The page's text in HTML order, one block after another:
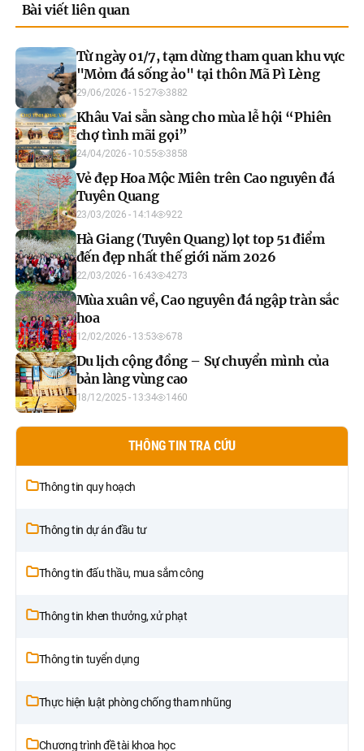
Bài viết liên quan
Từ ngày 01/7, tạm dừng tham quan khu vực
"Mỏm đá sống ảo" tại thôn Mã Pì Lèng
29/06/2026 - 15:27 3882
Khâu Vai sẵn sàng cho mùa lễ hội “Phiên
chợ tình mãi gọi”
24/04/2026 - 10:55 3858
Vẻ đẹp Hoa Mộc Miên trên Cao nguyên đá
Tuyên Quang
23/03/2026 - 14:14 922
Hà Giang (Tuyên Quang) lọt top 51 điểm
đến đẹp nhất thế giới năm 2026
22/03/2026 - 16:43 4273
Mùa xuân về, Cao nguyên đá ngập tràn sắc
hoa
12/02/2026 - 13:53 678
Du lịch cộng đồng – Sự chuyển mình của
bản làng vùng cao
18/12/2025 - 13:34 1460
THÔNG TIN TRA CỨU
Thông tin quy hoạch
Thông tin dự án đầu tư
Thông tin đấu thầu, mua sắm công
Thông tin khen thưởng, xử phạt
Thông tin tuyển dụng
Thực hiện luật phòng chống tham nhũng
Chương trình đề tài khoa học